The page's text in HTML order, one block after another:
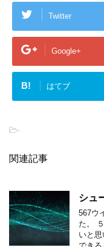
Twitter
Google+
B! はてブ
-
関連記事
シュ
567ウ
た。
いと